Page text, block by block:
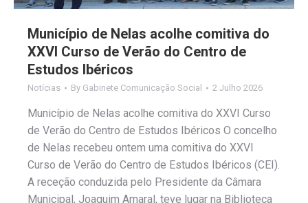
Município de Nelas acolhe comitiva do
XXVI Curso de Verão do Centro de
Estudos Ibéricos
Notícias By Gabinete Comunicação Social 2 Julho 2026
Município de Nelas acolhe comitiva do XXVI Curso
de Verão do Centro de Estudos Ibéricos O concelho
de Nelas recebeu ontem uma comitiva do XXVI
Curso de Verão do Centro de Estudos Ibéricos (CEI).
A receção conduzida pelo Presidente da Câmara
Municipal, Joaquim Amaral, teve lugar na Biblioteca